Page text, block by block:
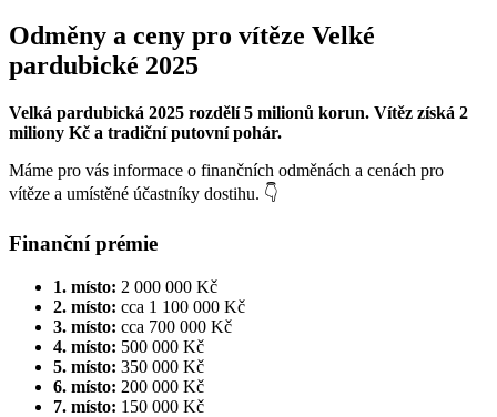
Odměny a ceny pro vítěze Velké
pardubické 2025
Velká pardubická 2025 rozdělí 5 milionů korun. Vítěz získá 2
miliony Kč a tradiční putovní pohár.
Máme pro vás informace o finančních odměnách a cenách pro
vítěze a umístěné účastníky dostihu. 👇
Finanční prémie
1. místo: 2 000 000 Kč
2. místo: cca 1 100 000 Kč
3. místo: cca 700 000 Kč
4. místo: 500 000 Kč
5. místo: 350 000 Kč
6. místo: 200 000 Kč
7. místo: 150 000 Kč